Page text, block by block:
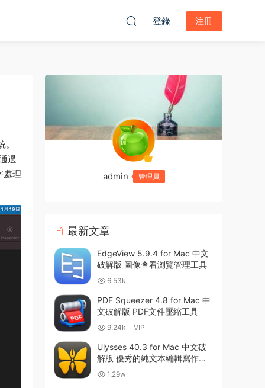
登錄 注冊
過
處理
admin 管理員
最新文章
EdgeView 5.9.4 for Mac 中文
破解版 圖像查看浏覽管理工具
6.53k
PDF Squeezer 4.8 for Mac 中
文破解版 PDF文件壓縮工具
9.24k VIP
Ulysses 40.3 for Mac 中文破
解版 優秀的純文本編輯寫作軟
件 1.29w